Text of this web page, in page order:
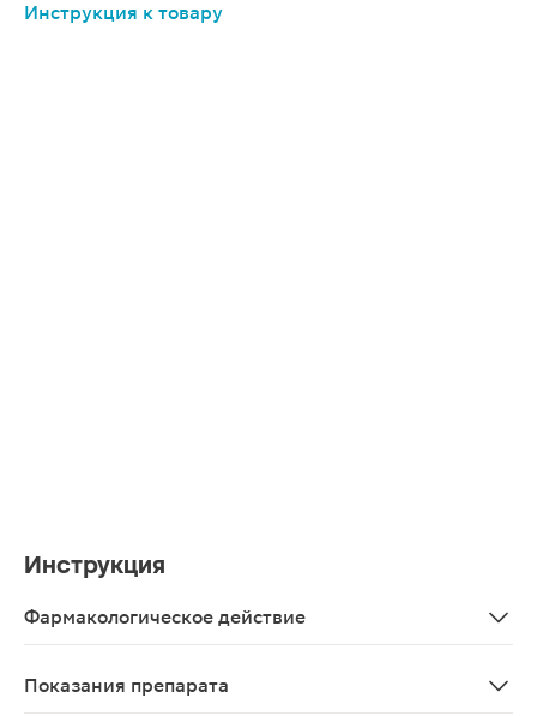
Инструкция к товару
Инструкция
Фармакологическое действие
Показания препарата